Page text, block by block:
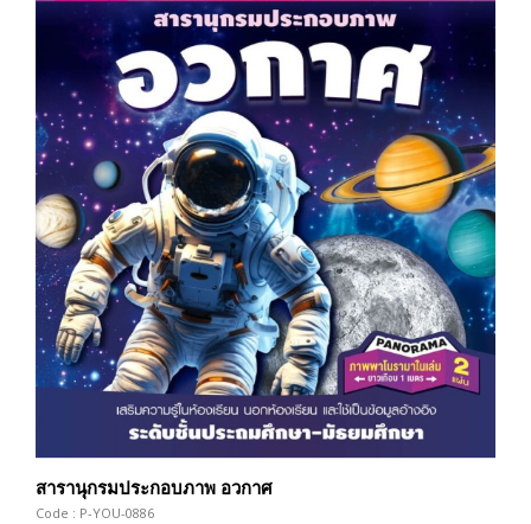
สารานุกรมประกอบภาพ อวกาศ
Code : P-YOU-0886